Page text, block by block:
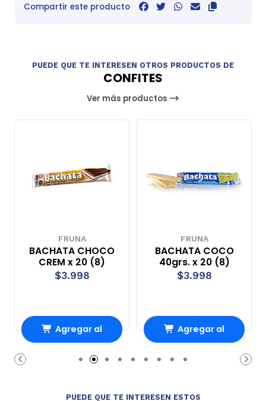
Compartir este producto
PUEDE QUE TE INTERESEN OTROS PRODUCTOS DE
CONFITES
Ver más productos
FRUNA
BACHATA CHOCO
CREM x 20 (8)
$3.998
Agregar al
Carro
FRUNA
BACHATA COCO
40grs. x 20 (8)
$3.998
Agregar al
Carro
PUEDE QUE TE INTERESEN ESTOS